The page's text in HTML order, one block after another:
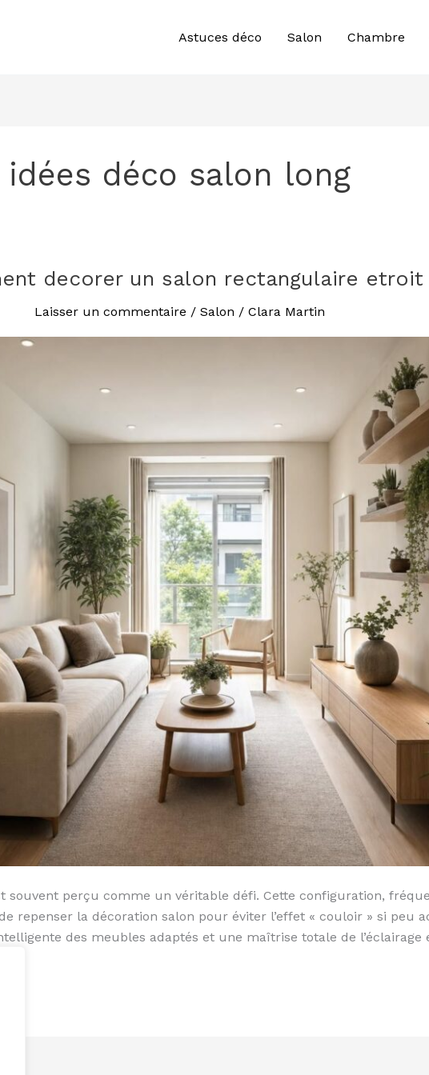
Astuces déco Salon Chambre
idées déco salon long
decorer un salon rectangulaire etroit
Laisser un commentaire / Salon / Clara Martin
souvent perçu comme un véritable défi. Cette configuration,
repenser la décoration salon pour éviter l’effet « couloir » si peu
des meubles adaptés et une maîtrise totale de